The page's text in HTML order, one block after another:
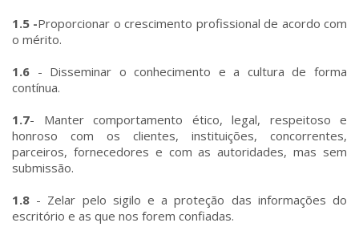
1.5 -Proporcionar o crescimento profissional de acordo com
o mérito.
1.6 - Disseminar o conhecimento e a cultura de forma
contínua.
1.7- Manter comportamento ético, legal, respeitoso e
honroso com os clientes, instituições, concorrentes,
parceiros, fornecedores e com as autoridades, mas sem
submissão.
1.8 - Zelar pelo sigilo e a proteção das informações do
escritório e as que nos forem confiadas.